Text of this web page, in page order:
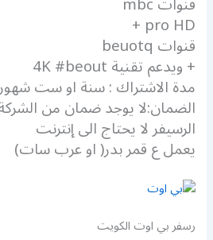
pro HD +
قنوات beuotq
+ ويدعم تقنية 4K #beout
مدة الاشتراك : سنة او ست
الضمان:لا يوجد ضمان من
الرسيفر لا يحتاج الى إنترنت
يعمل ع قمر بدر( او عرب سات)
رسفر بي اوت الكويت